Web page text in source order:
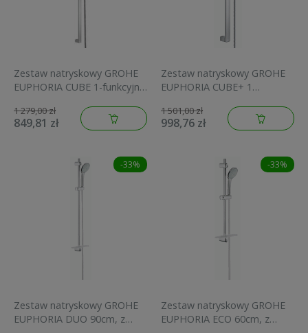
Zestaw natryskowy GROHE
EUPHORIA CUBE 1-funkcyjna
27700000
1 279,00 zł
849,81 zł
Zestaw natryskowy GROHE
EUPHORIA CUBE+ 1
27891000
1 501,00 zł
998,76 zł
-33%
Zestaw natryskowy GROHE
EUPHORIA DUO 90cm, z
-33%
Zestaw natryskowy GROHE
EUPHORIA ECO 60cm, z